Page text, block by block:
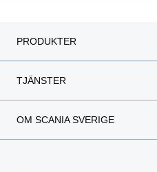
PRODUKTER
TJÄNSTER
OM SCANIA SVERIGE